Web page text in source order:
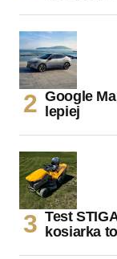
Google
lepiej
Test
kosiarka